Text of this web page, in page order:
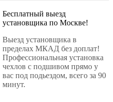
Бесплатный выезд
установщика по Москве!
Выезд установщика в
пределах МКАД без доплат!
Профессиональная установка
чехлов с подшивом прямо у
вас под подьездом, всего за 90
минут.